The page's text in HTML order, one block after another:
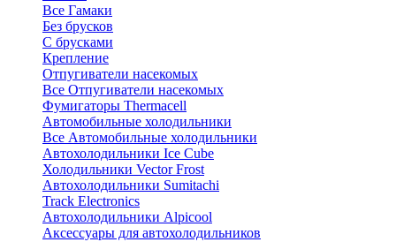
Все Гамаки
Без брусков
С брусками
Крепление
Отпугиватели насекомых
Все Отпугиватели насекомых
Фумигаторы Thermacell
Автомобильные холодильники
Все Автомобильные холодильники
Автохолодильники Ice Cube
Холодильники Vector Frost
Автохолодильники Sumitachi
Track Electronics
Автохолодильники Alpicool
Аксессуары для автохолодильников